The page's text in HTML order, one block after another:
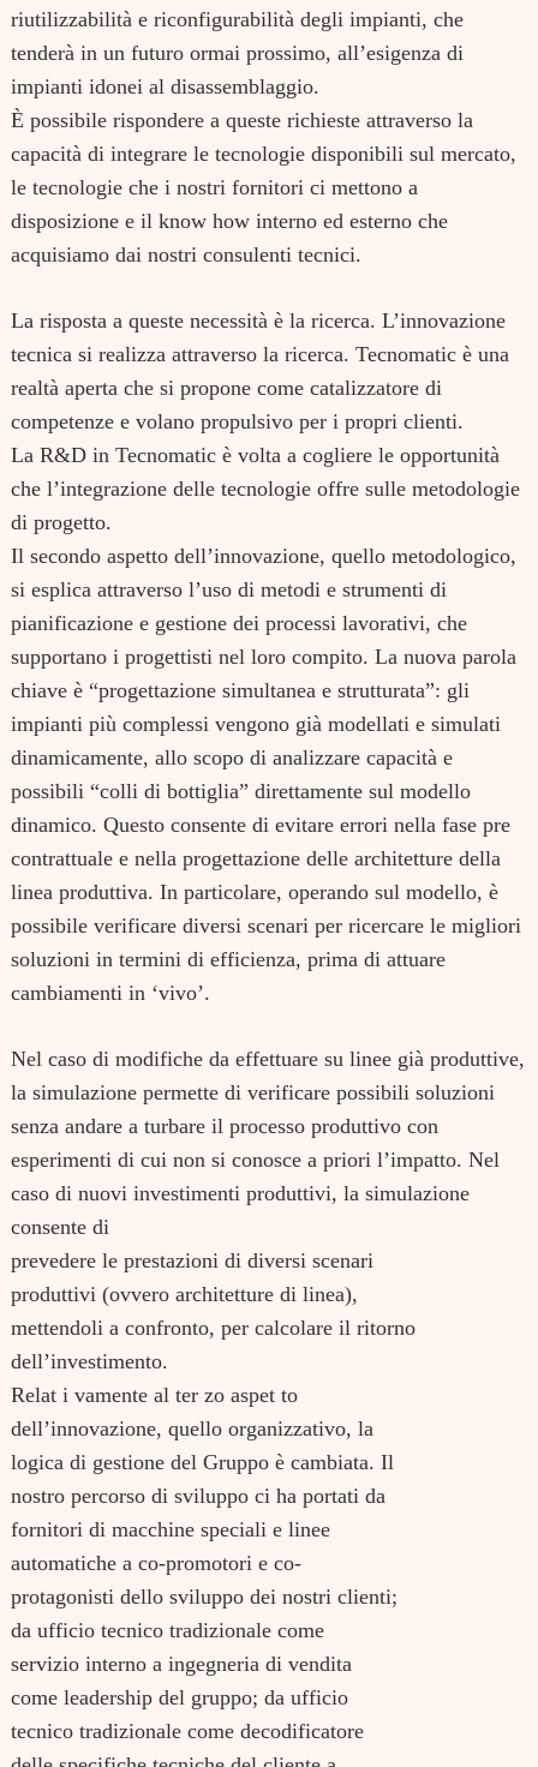
riutilizzabilità e riconfigurabilità degli impianti, che
tenderà in un futuro ormai prossimo, all’esigenza di
impianti idonei al disassemblaggio.
È possibile rispondere a queste richieste attraverso la
capacità di integrare le tecnologie disponibili sul mercato,
le tecnologie che i nostri fornitori ci mettono a
disposizione e il know how interno ed esterno che
acquisiamo dai nostri consulenti tecnici.
La risposta a queste necessità è la ricerca. L’innovazione
tecnica si realizza attraverso la ricerca. Tecnomatic è una
realtà aperta che si propone come catalizzatore di
competenze e volano propulsivo per i propri clienti.
La R&D in Tecnomatic è volta a cogliere le opportunità
che l’integrazione delle tecnologie offre sulle metodologie
di progetto.
Il secondo aspetto dell’innovazione, quello metodologico,
si esplica attraverso l’uso di metodi e strumenti di
pianificazione e gestione dei processi lavorativi, che
supportano i progettisti nel loro compito. La nuova parola
chiave è “progettazione simultanea e strutturata”: gli
impianti più complessi vengono già modellati e simulati
dinamicamente, allo scopo di analizzare capacità e
possibili “colli di bottiglia” direttamente sul modello
dinamico. Questo consente di evitare errori nella fase pre
contrattuale e nella progettazione delle architetture della
linea produttiva. In particolare, operando sul modello, è
possibile verificare diversi scenari per ricercare le migliori
soluzioni in termini di efficienza, prima di attuare
cambiamenti in ‘vivo’.
Nel caso di modifiche da effettuare su linee già produttive,
la simulazione permette di verificare possibili soluzioni
senza andare a turbare il processo produttivo con
esperimenti di cui non si conosce a priori l’impatto. Nel
caso di nuovi investimenti produttivi, la simulazione
consente di
prevedere le prestazioni di diversi scenari
produttivi (ovvero architetture di linea),
mettendoli a confronto, per calcolare il ritorno
dell’investimento.
Relat i vamente al ter zo aspet to
dell’innovazione, quello organizzativo, la
logica di gestione del Gruppo è cambiata. Il
nostro percorso di sviluppo ci ha portati da
fornitori di macchine speciali e linee
automatiche a co-promotori e co-
protagonisti dello sviluppo dei nostri clienti;
da ufficio tecnico tradizionale come
servizio interno a ingegneria di vendita
come leadership del gruppo; da ufficio
tecnico tradizionale come decodificatore
Search